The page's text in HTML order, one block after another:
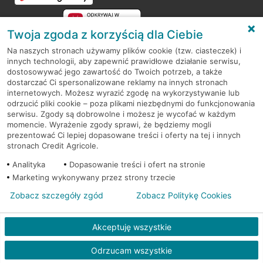
RODO
Regulamin serwisu
Mapa serwisu
PolitykaCookies
© 2026 Credit Agricole Bank Polska S.A. Wszelkie prawa zastrzeżone
Twoja zgoda z korzyścią dla Ciebie
Na naszych stronach używamy plików cookie (tzw. ciasteczek) i
innych technologii, aby zapewnić prawidłowe działanie serwisu,
dostosowywać jego zawartość do Twoich potrzeb, a także
dostarczać Ci spersonalizowane reklamy na innych stronach
internetowych. Możesz wyrazić zgodę na wykorzystywanie lub
odrzucić pliki cookie – poza plikami niezbędnymi do funkcjonowania
serwisu. Zgody są dobrowolne i możesz je wycofać w każdym
momencie. Wyrażenie zgody sprawi, że będziemy mogli
prezentować Ci lepiej dopasowane treści i oferty na tej i innych
stronach Credit Agricole.
Analityka
Dopasowanie treści i ofert na stronie
Marketing wykonywany przez strony trzecie
Akceptuję wszystkie
Odrzucam wszystkie
Zobacz szczegóły zgód Zobacz Politykę Cookies